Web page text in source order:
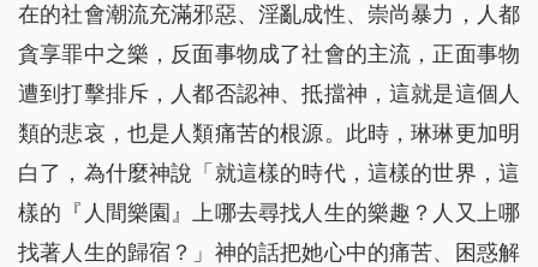
在的社會潮流充滿邪惡、淫亂成性、崇尚暴力，人都
貪享罪中之樂，反面事物成了社會的主流，正面事物
遭到打擊排斥，人都否認神、抵擋神，這就是這個人
類的悲哀，也是人類痛苦的根源。此時，琳琳更加明
白了，為什麼神說「 就這樣的時代，這樣的世界，這
樣的『人間樂園』上哪去尋找人生的樂趣？人又上哪
找著人生的歸宿？ 」神的話把她心中的痛苦、困惑解